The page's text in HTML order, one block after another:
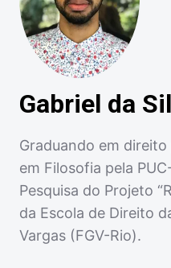
Gabriel da
Graduando em direito
em Filosofia pela
Pesquisa do Projeto
da Escola de Direito
Vargas (FGV-Rio).